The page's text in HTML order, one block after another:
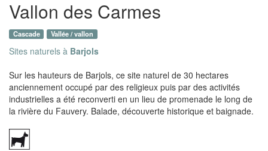
Vallon des Carmes
Cascade Vallée / vallon
Sites naturels à Barjols
Sur les hauteurs de Barjols, ce site naturel de 30 hectares
anciennement occupé par des religieux puis par des activités
industrielles a été reconverti en un lieu de promenade le long de
la rivière du Fauvery. Balade, découverte historique et baignade.